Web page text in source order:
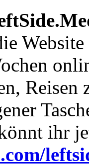
Website
Reisen
ihr